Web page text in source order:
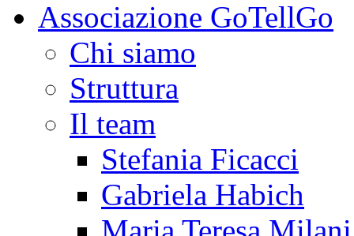
Associazione GoTellGo
Chi siamo
Struttura
Il team
Stefania Ficacci
Gabriela Habich